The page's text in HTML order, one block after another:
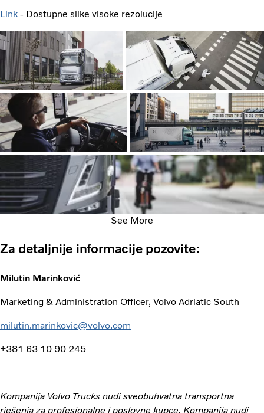
Link - Dostupne slike visoke rezolucije
See More
Za detaljnije informacije pozovite:
Milutin Marinković
Marketing & Administration Officer, Volvo Adriatic South
milutin.marinkovic@volvo.com
+381 63 10 90 245
Kompanija Volvo Trucks nudi sveobuhvatna transportna
rješenja za profesionalne i poslovne kupce. Kompanija nudi